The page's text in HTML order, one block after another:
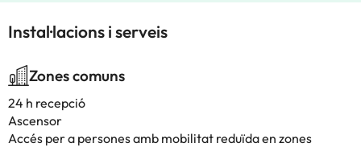
Instal·lacions i serveis
Zones comuns
24 h recepció
Ascensor
Accés per a persones amb mobilitat reduïda en zones